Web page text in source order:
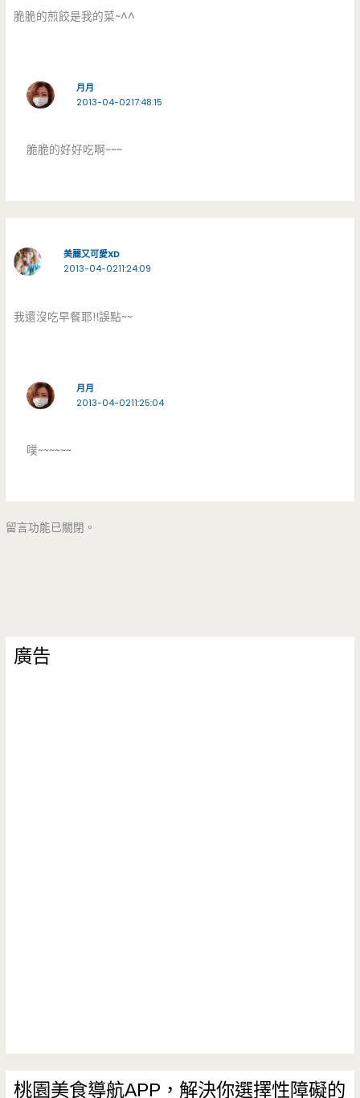
脆脆的煎餃是我的菜~^^
月月
2013-04-0217:48:15
脆脆的好好吃啊~~~
美麗又可愛XD
2013-04-0211:24:09
我還沒吃早餐耶!!誤點~~
月月
2013-04-0211:25:04
噗~~~~~~
留言功能已關閉。
廣告
桃園美食導航APP，解決你選擇性障礙的